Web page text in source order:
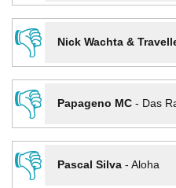
👎
Nick Wachta &
👎
Papageno MC- Das
👎
Pascal Silva- Aloha